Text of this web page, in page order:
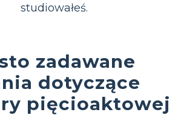
studiowałeś.
zadawane
dotyczące
pięcioaktowej